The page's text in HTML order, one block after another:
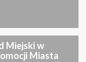
Miejski w
Miasta